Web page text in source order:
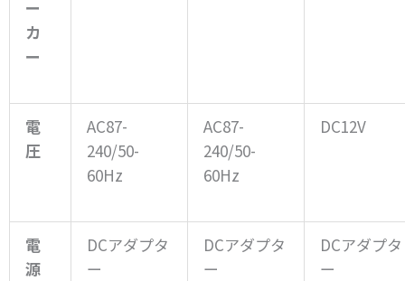
ー
カ
ー
電
圧
AC87-
240/50-
60Hz
AC87-
240/50-
60Hz
DC12V
電
源
DCアダプタ
ー
DCアダプタ
ー
DCアダプタ
ー